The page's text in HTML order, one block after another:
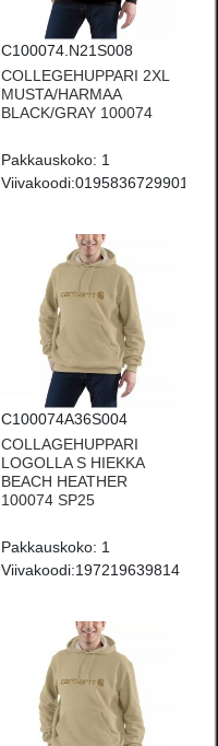
C100074.N21S008
COLLEGEHUPPARI 2XL
MUSTA/HARMAA
BLACK/GRAY 100074
Pakkauskoko: 1
Viivakoodi:0195836729901
C100074A36S004
COLLAGEHUPPARI
LOGOLLA S HIEKKA
BEACH HEATHER
100074 SP25
Pakkauskoko: 1
Viivakoodi:197219639814